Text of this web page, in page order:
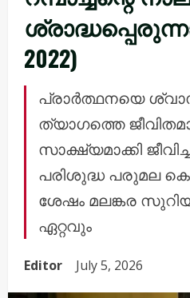
2022)
പ്രാർത്ഥനയെ
ത്യാഗത്തെ
സാക്ഷ്യമാക്കി
പരിശുദ്ധ പരുമല
ശേഷം മലങ്കര
ഏറ്റവും
Editor July 5, 2026